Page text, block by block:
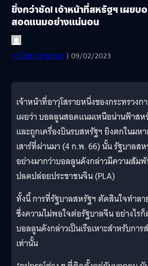
ยิ่งกว่าชัด! เจ้าหน้าที่สหรัฐฯ เผยบ
สอดแนมอย่างแน่นอน
วาณิชชา สายเสมา | 09/02/2023
เจ้าหน้าที่อาวุโสรายหนึ่งของกระทรวง
เผยว่า บอลลูนสอดแนมเหนือน่านฟ้าส
และถูกเครื่องบินรบสหรัฐฯ ยิงตกในม
เสาร์ที่ผ่านมา (4 ก.พ. 66) นั้น รัฐบาลส
อย่างมากว่าบอลลูนดังกล่าวมีความสัม
ปลดปล่อยประชาชนจีน (PLA)
ทั้งนี้ การที่รัฐบาลสหรัฐฯ ตัดสินใจทำล
ซึ่งความไม่พอใจต่อรัฐบาลจีน อย่างไร
บอลลูนดังกล่าวเป็นเรือเหาะสำหรับกา
เท่านั้น